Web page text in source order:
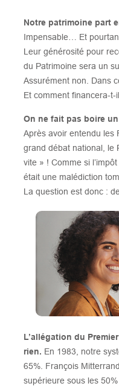
Notre patrimoine part
Impensable… Et
Leur générosité pour
du Patrimoine sera un
Assurément non. Dans
Et comment financera-t-
On ne fait pas boire
Après avoir entendu les
grand débat national, le
vite » ! Comme si
était une malédiction
La question est donc :
L’allégation du
rien. En 1983, notre
65%. François
supérieure sous les